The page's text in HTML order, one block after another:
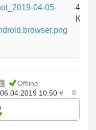
04-05-
КБ
Offline
10:50 # 0